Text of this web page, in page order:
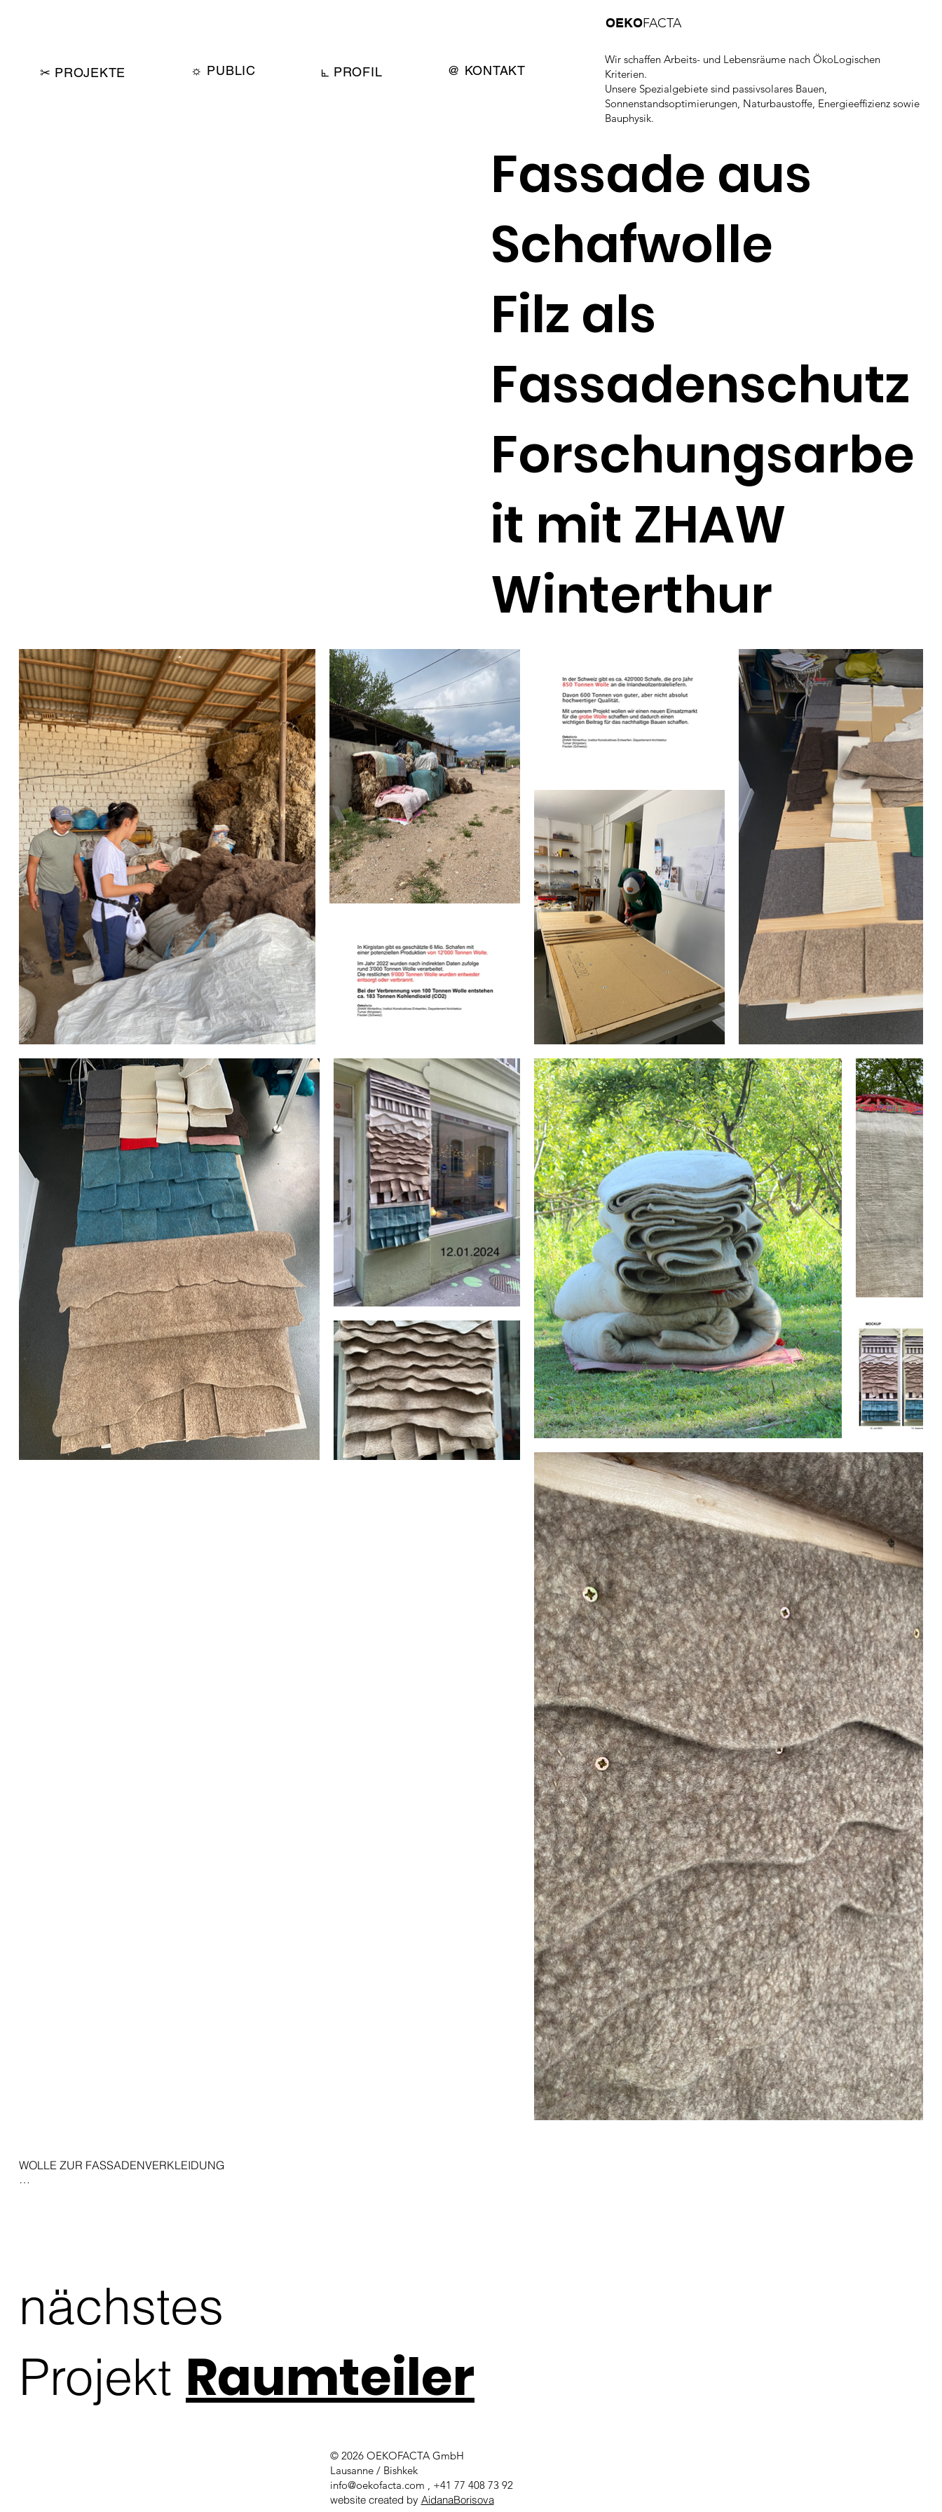
OEKOFACTA
✂︎ PROJEKTE ☼ PUBLIC ⦜ PROFIL @ KONTAKT
Wir schaffen Arbeits- und Lebensräume nach ÖkoLogischen
Kriterien.
Unsere Spezialgebiete sind passivsolares Bauen,
Sonnenstandsoptimierungen, Naturbaustoffe, Energieeffizienz sowie
Bauphysik.
WOLLE ZUR FASSADENVERKLEIDUNG
Wolle ist eine natürliche, hochwertige Faser die lange hält, jedoch wie bei jedem Produkt hat Wolleproduktion auch Umweltauswirkungen durch
die landwirtschaftliche Fleisch Produktion verursacht werden. Wir wollen diesen Rohstoff Wolle zu 100% verwenden um diese verursachten Umweltauswirkungen nicht umsonst zu
verlieren.
Basaltplatten und anderen künstlichen Materialien sicher und schadet der menschlichen Gesundheit nicht.
nächstes
Projekt Raumteiler
Fassade aus
Schafwolle
Filz als
Fassadenschutz
Forschungsarbe
it mit ZHAW
Winterthur
© 2026 OEKOFACTA GmbH
Lausanne / Bishkek
info@oekofacta.com , +41 77 408 73 92
website created by AidanaBorisova